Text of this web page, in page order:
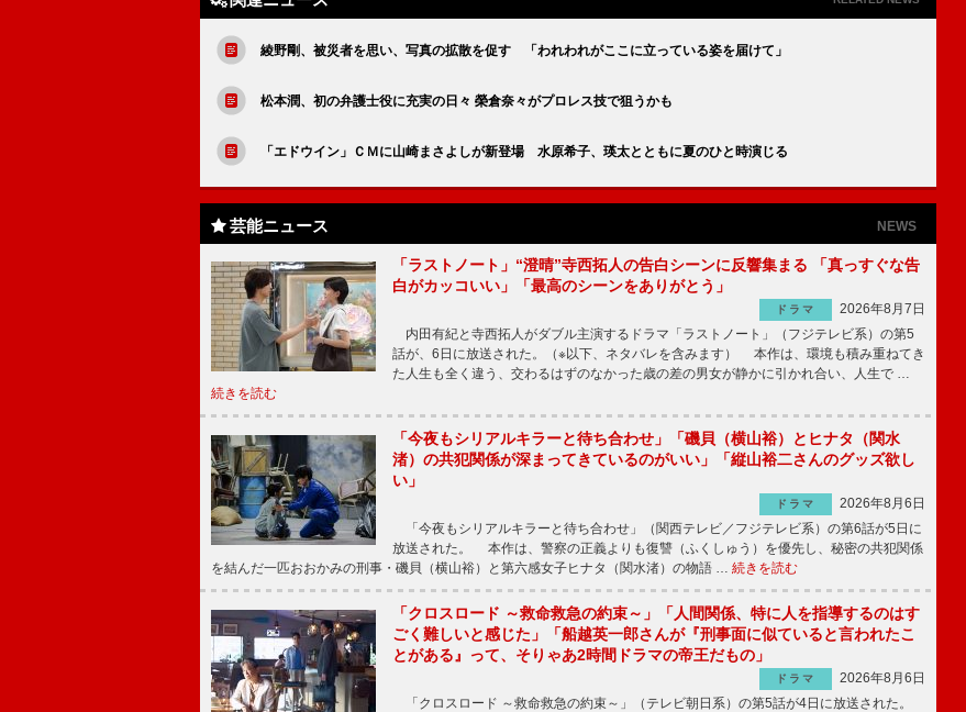
綾野剛、被災者を思い、写真の拡散を促す 「われわれがここに立っている姿を届けて」
松本潤、初の弁護士役に充実の日々 榮倉奈々がプロレス技で狙うかも
「エドウイン」ＣＭに山崎まさよしが新登場 水原希子、瑛太とともに夏のひと時演じる
芸能ニュース NEWS
「ラストノート」“澄晴”寺西拓人の告白シーンに反響集まる 「真っすぐな告
白がカッコいい」「最高のシーンをありがとう」
ドラマ
2026年8月7日
内田有紀と寺西拓人がダブル主演するドラマ「ラストノート」（フジテレビ系）の第5
話が、6日に放送された。（※以下、ネタバレを含みます） 本作は、環境も積み重ねてき
た人生も全く違う、交わるはずのなかった歳の差の男女が静かに引かれ合い、人生で …
続きを読む
「今夜もシリアルキラーと待ち合わせ」「磯貝（横山裕）とヒナタ（関水
渚）の共犯関係が深まってきているのがいい」「縦山裕二さんのグッズ欲し
い」
ドラマ
2026年8月6日
「今夜もシリアルキラーと待ち合わせ」（関西テレビ／フジテレビ系）の第6話が5日に
放送された。 本作は、警察の正義よりも復讐（ふくしゅう）を優先し、秘密の共犯関係
を結んだ一匹おおかみの刑事・磯貝（横山裕）と第六感女子ヒナタ（関水渚）の物語 … 続きを読む
「クロスロード ～救命救急の約束～」「人間関係、特に人を指導するのはす
ごく難しいと感じた」「船越英一郎さんが『刑事面に似ていると言われたこ
とがある』って、そりゃあ2時間ドラマの帝王だもの」
ドラマ
2026年8月6日
「クロスロード ～救命救急の約束～」（テレビ朝日系）の第5話が4日に放送された。